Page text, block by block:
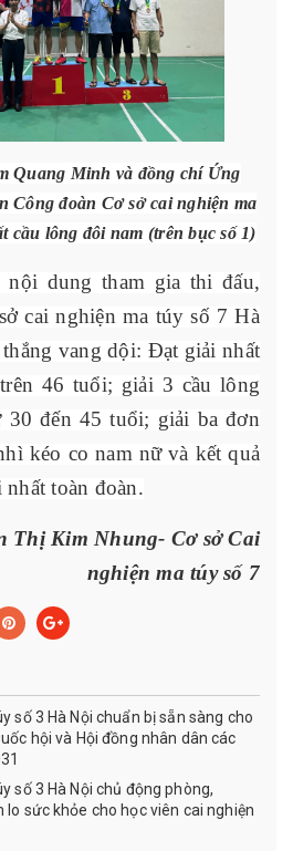
Quang Minh và đồng chí Ứng
Công đoàn Cơ sở cai nghiện ma
cầu lông đôi nam (trên bục số 1)
nội dung tham gia thi đấu,
cai nghiện ma túy số 7 Hà
vang dội: Đạt giải nhất
46 tuổi; giải 3 cầu lông
đến 45 tuổi; giải ba đơn
kéo co nam nữ và kết quả
toàn đoàn.
Thị Kim Nhung- Cơ sở Cai
nghiện ma túy số 7
số 3 Hà Nội chuẩn bị sẵn sàng cho
hội và Hội đồng nhân dân các
số 3 Hà Nội chủ động phòng,
lo sức khỏe cho học viên cai nghiện